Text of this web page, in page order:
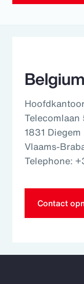
Belgium
Telecomlaan
1831 Diegem
Vlaams-
Telephone:
Contact